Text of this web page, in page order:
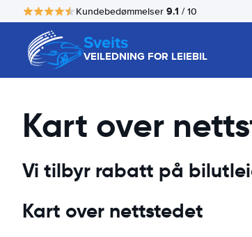
Kundebedømmelser 9.1 / 10
Sveits
VEILEDNING FOR LEIEBIL
Kart over
Vi tilbyr rabatt på
Kart over nettstedet